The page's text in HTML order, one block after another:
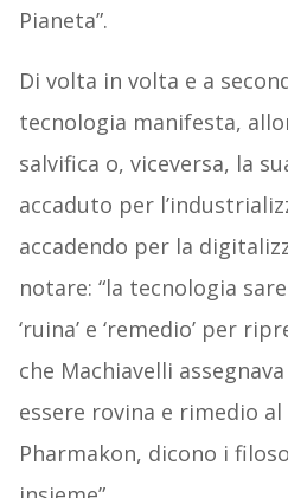
Pianeta”.
Di volta in volta e a
tecnologia manifesta,
salvifica o, viceversa, la
accaduto per
accadendo per la
notare: “la tecnologia
‘ruina’ e ‘remedio’ per
che Machiavelli
essere rovina e rimedio
Pharmakon, dicono i